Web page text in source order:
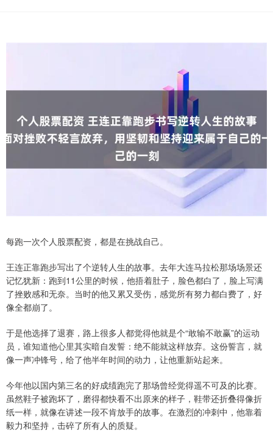
每跑一次个人股票配资，都是在挑战自己。
王连正靠跑步写出了个逆转人生的故事。去年大连马拉松那场场景还
记忆犹新：跑到11公里的时候，他捂着肚子，脸色都白了，脸上写满
了挫败感和无奈。当时的他又累又受伤，感觉所有努力都白费了，好
像全都崩了。
于是他选择了退赛，路上很多人都觉得他就是个“敢输不敢赢”的运动
员，谁知道他心里其实暗自发誓：绝不能就这样放弃。这份誓言，就
像一声冲锋号，给了他半年时间的动力，让他重新站起来。
今年他以国内第三名的好成绩跑完了那场曾经觉得遥不可及的比赛。
虽然鞋子被跑坏了，磨得都快看不出原来的样子，鞋带还折叠得像折
纸一样，就像在讲述一段不肯放手的故事。在激烈的冲刺中，他靠着
毅力和坚持，击碎了所有人的质疑。